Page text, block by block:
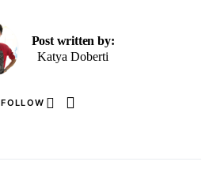
Post written by:
Katya Doberti
FOLLOW